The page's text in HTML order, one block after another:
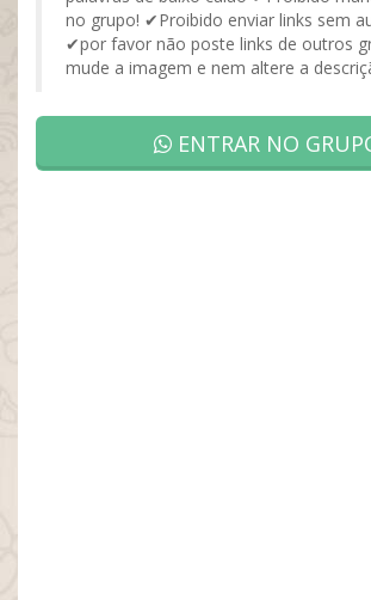
no grupo! ✔Proibido enviar links sem
✔por favor não poste links de outros
mude a imagem e nem altere a
ENTRAR NO